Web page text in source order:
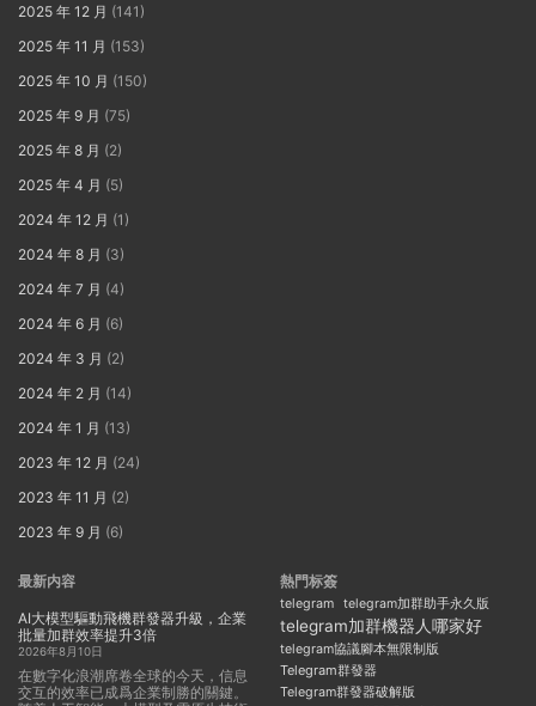
2025 年 12 月 (141)
2025 年 11 月 (153)
2025 年 10 月 (150)
2025 年 9 月 (75)
2025 年 8 月 (2)
2025 年 4 月 (5)
2024 年 12 月 (1)
2024 年 8 月 (3)
2024 年 7 月 (4)
2024 年 6 月 (6)
2024 年 3 月 (2)
2024 年 2 月 (14)
2024 年 1 月 (13)
2023 年 12 月 (24)
2023 年 11 月 (2)
2023 年 9 月 (6)
最新内容
AI大模型驅動飛機群發器升級，企業
批量加群效率提升3倍
2026年8月10日
在數字化浪潮席卷全球的今天，信息
交互的效率已成爲企業制勝的關鍵。
熱門标簽
telegram telegram加群助手永久版
telegram加群機器人哪家好
telegram協議腳本無限制版
Telegram群發器
Telegram群發器破解版